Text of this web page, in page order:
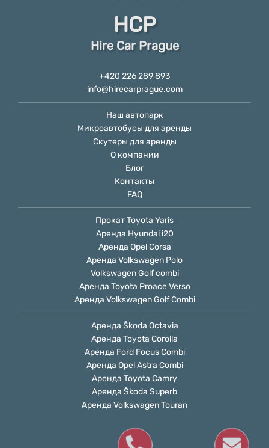
HCP
Hire Car Prague
+420 226 289 893
info@hirecarprague.com
Наш автопарк
Микроавтобусы для аренды
Скутеры для аренды
О компании
Блог
Контакты
FAQ
Прокат Toyota Yaris
Аренда Hyundai i20
Аренда Opel Сorsa
Аренда Volkswagen Polo
Volkswagen Golf combi
Аренда Toyota Proace Verso
Аренда Volkswagen Golf Combi
Аренда Škoda Octavia
Аренда Toyota Corolla
Аренда Ford Focus Combi
Аренда Opel Astra Combi
Аренда Toyota Camry
Аренда Škoda Superb
Аренда Volkswagen Touran